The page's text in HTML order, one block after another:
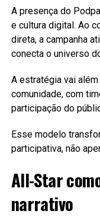
A presença do
e cultura digital. Ao
direta, a campanha
conecta o universo
A estratégia vai
comunidade, com
participação do
Esse modelo
participativa, não
All-Star
narrativo